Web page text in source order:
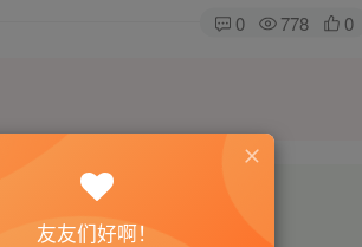
0 778 0
友友们好啊！